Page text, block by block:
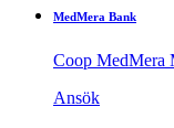
MedMera Bank
Coop MedMera
Ansök